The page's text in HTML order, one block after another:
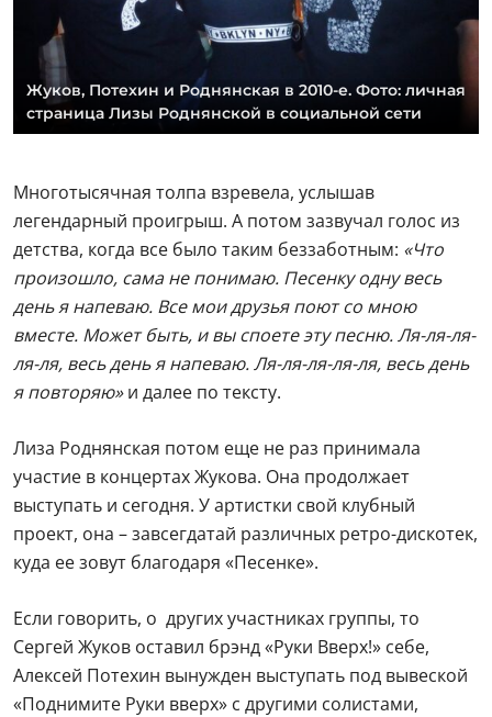
Жуков, Потехин и Роднянская в 2010-е. Фото: личная
страница Лизы Роднянской в социальной сети
Многотысячная толпа взревела, услышав
легендарный проигрыш. А потом зазвучал голос из
детства, когда все было таким беззаботным: «Что
произошло, сама не понимаю. Песенку одну весь
день я напеваю. Все мои друзья поют со мною
вместе. Может быть, и вы споете эту песню. Ля-ля-ля-
ля-ля, весь день я напеваю. Ля-ля-ля-ля-ля, весь день
я повторяю»и далее по тексту.
Лиза Роднянская потом еще не раз принимала
участие в концертах Жукова. Она продолжает
выступать и сегодня. У артистки свой клубный
проект, она – завсегдатай различных ретро-дискотек,
куда ее зовут благодаря «Песенке».
Если говорить, о других участниках группы, то
Сергей Жуков оставил брэнд «Руки Вверх!» себе,
Алексей Потехин вынужден выступать под вывеской
«Поднимите Руки вверх» с другими солистами,